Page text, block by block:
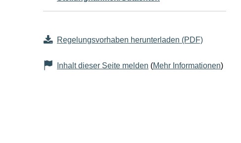
Regelungsvorhaben herunterladen (PDF)
Inhalt dieser Seite melden (Mehr Informationen)